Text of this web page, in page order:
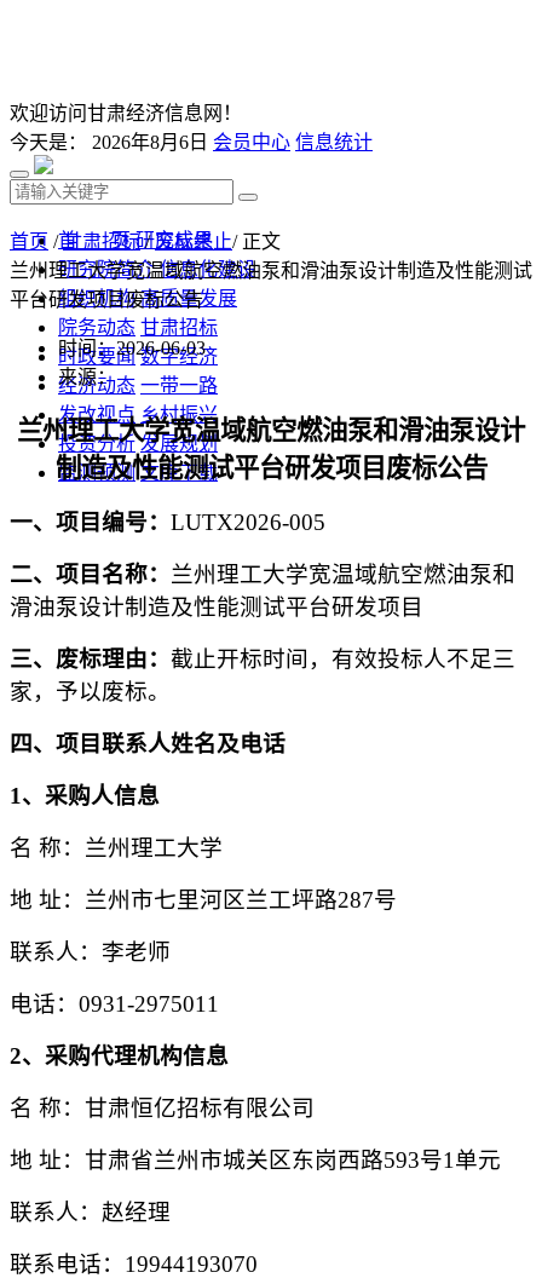
欢迎访问甘肃经济信息网！
今天是： 2026年8月6日 会员中心 信息统计
首 页 研究成果
研究院简介 信息化建设
组织机构 高质量发展
院务动态 甘肃招标
时政要闻 数字经济
经济动态 一带一路
发改视点 乡村振兴
投资分析 发展规划
监测预测 文库下载
首页 /甘肃招标/废标终止/ 正文
兰州理工大学宽温域航空燃油泵和滑油泵设计制造及性能测试
平台研发项目废标公告
时间：2026-06-03
来源：
兰州理工大学宽温域航空燃油泵和滑油泵设计
制造及性能测试平台研发项目 废标公告
一、项目编号： LUTX2026-005
二、 项目名称： 兰州理工大学宽温域航空燃油泵和
滑油泵设计制造及性能测试平台研发项目
三、废标理由： 截止开标时间，有效投标人不足三
家，予以废标。
四、项目联系人姓名及电话
1、采购人信息
名 称：兰州理工大学
地 址：兰州市七里河区兰工坪路287号
联系人：李老师
电话： 0931-2975011
2、采购代理机构信息
名 称：甘肃恒亿招标有限公司
地 址：甘肃省兰州市城关区东岗西路593号1单元
联系人： 赵经理
联系电话： 19944193070